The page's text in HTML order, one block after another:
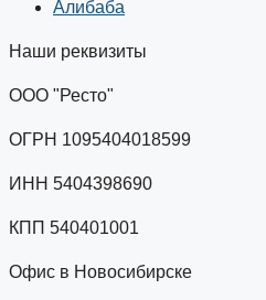
Алибаба
Наши реквизиты
ООО "Ресто"
ОГРН 1095404018599
ИНН 5404398690
КПП 540401001
Офис в Новосибирске